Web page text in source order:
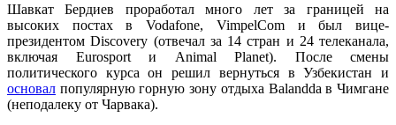
Шавкат Бердиев проработал много лет за границей на
высоких постах в Vodafone, VimpelCom и был вице-
президентом Discovery (отвечал за 14 стран и 24 телеканала,
включая Eurosport и Animal Planet). После смены
политического курса он решил вернуться в Узбекистан и
основал популярную горную зону отдыха Balandda в Чимгане
(неподалеку от Чарвака).